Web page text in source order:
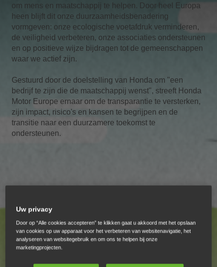
om mens en maatschappij te helpen. Door heel Europa
heen blijft dit onze duurzaamheidsbenadering
vormgeven: onze ecologische voetafdruk verminderen,
de veiligheid verbeteren, onze associaties ondersteunen
en op positieve wijze bijdragen tot de gemeenschappen
waar we actief zijn.
Gestuurd door de doelstelling van Honda om "een
bedrijf te zijn die de maatschappij wenst", streeft Honda
Motor Europe ernaar om de transparantie te versterken,
zijn impact, risico's en kansen te begrijpen en de
transitie naar een duurzamere toekomst te
ondersteunen.
Uw privacy
Door op “Alle cookies accepteren” te klikken gaat u akkoord met het opslaan
van cookies op uw apparaat voor het verbeteren van websitenavigatie, het
analyseren van websitegebruik en om ons te helpen bij onze
marketingprojecten.